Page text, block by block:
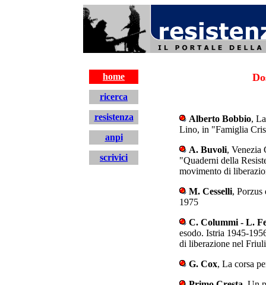
home
Alberto Bobbio,
Lino, in "Famiglia
A. Buvoli, Venezia
"Quaderni della
movimento di
M. Cesselli, Porzus
1975
C. Colummi - L.
esodo. Istria 1945-
di liberazione nel
G. Cox, La corsa
ricerca
resistenza
anpi
scrivici